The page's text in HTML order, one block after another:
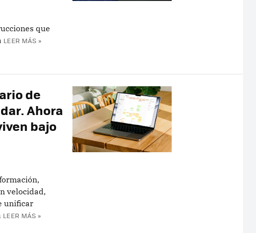
que
LEER MÁS »
de
Ahora
bajo
velocidad,
unificar
LEER MÁS »